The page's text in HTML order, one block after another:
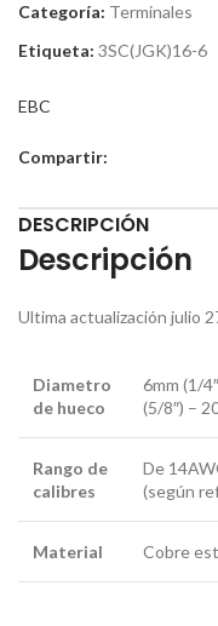
Categoría: Terminales
Etiqueta: 3SC(JGK)16-6
EBC
Compartir:
DESCRIPCIÓN
Descripción
Ultima actualización julio
Diametro
de hueco
6mm (1/
(5/8″) –
Rango de
calibres
De
(según
Material Cobre